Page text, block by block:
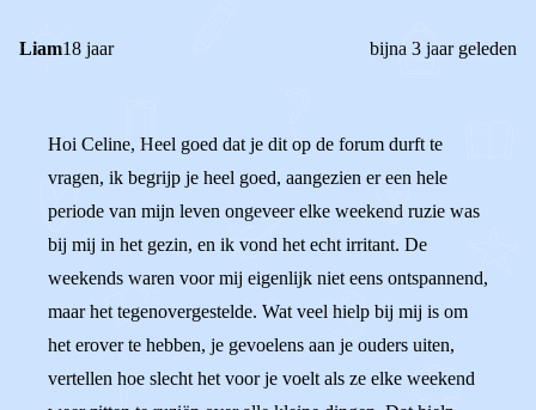
Liam18 jaar bijna 3 jaar geleden
Hoi Celine, Heel goed dat je dit op de forum durft te
vragen, ik begrijp je heel goed, aangezien er een hele
periode van mijn leven ongeveer elke weekend ruzie was
bij mij in het gezin, en ik vond het echt irritant. De
weekends waren voor mij eigenlijk niet eens ontspannend,
maar het tegenovergestelde. Wat veel hielp bij mij is om
het erover te hebben, je gevoelens aan je ouders uiten,
vertellen hoe slecht het voor je voelt als ze elke weekend